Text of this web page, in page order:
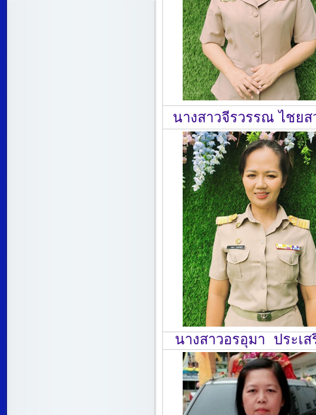
นางสาวจีรวรรณ ไชยส
นางสาวอรอุมา ประเส